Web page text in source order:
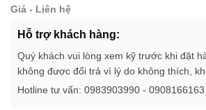
Giá - Liên hệ
Hỗ trợ khách hàng:
Quý khách vui lòng xem kỹ trước khi đặt
không được đổi trả vì lý do không thích,
Hotline tư vấn: 0983903990 - 0908166163